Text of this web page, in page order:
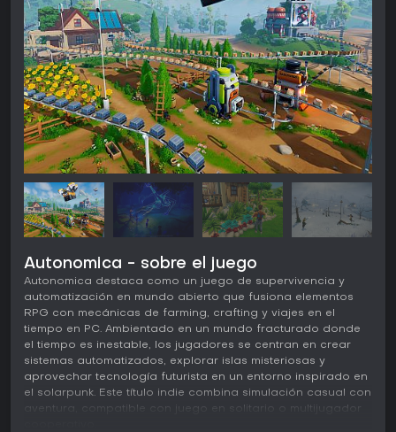
Autonomica - sobre el juego
Autonomica destaca como un juego de supervivencia y
automatización en mundo abierto que fusiona elementos
RPG con mecánicas de farming, crafting y viajes en el
tiempo en PC. Ambientado en un mundo fracturado donde
el tiempo es inestable, los jugadores se centran en crear
sistemas automatizados, explorar islas misteriosas y
aprovechar tecnología futurista en un entorno inspirado en
el solarpunk. Este título indie combina simulación casual con
aventura, compatible con juego en solitario o multijugador